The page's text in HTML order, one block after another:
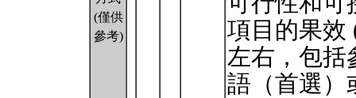
(僅供
參考)
項目的果效
左右，包括
語（首選